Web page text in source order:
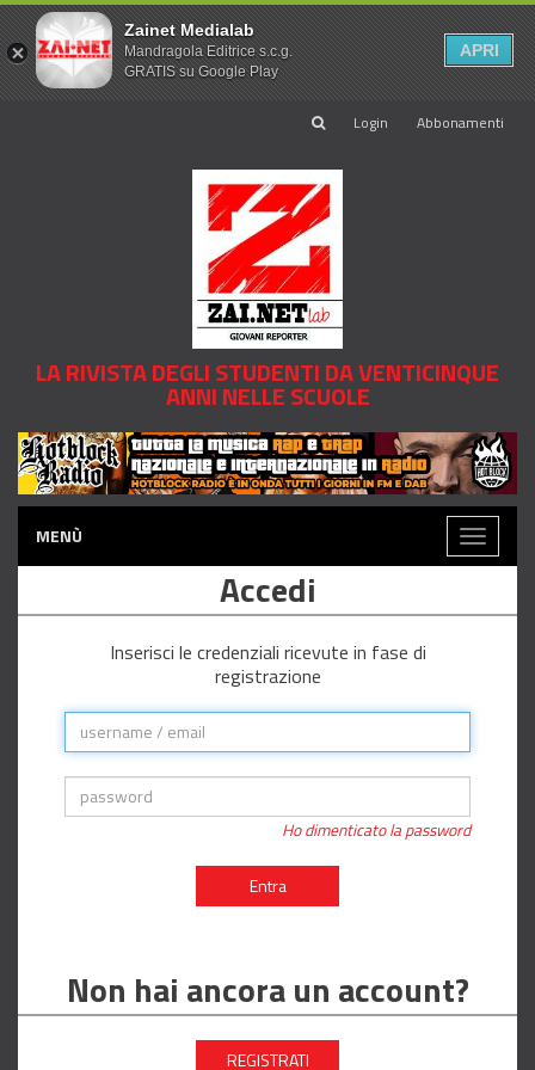
Login Abbonamenti
LA RIVISTA DEGLI STUDENTI DA VENTICINQUE
ANNI NELLE SCUOLE
MENÙ
Toggle
Accedi
Inserisci le credenziali ricevute in fase di
registrazione
Ho dimenticato la password
Entra
Non hai ancora un account?
REGISTRATI
Zainet Medialab
Mandragola Editrice s.c.g.
GRATIS su Google Play
APRI